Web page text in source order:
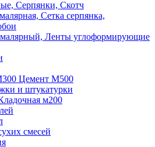
Серпянки, Скотч
Сетка серпянка,
Ленты углоформирующие
Цемент М500
и штукатурки
м200
смесей